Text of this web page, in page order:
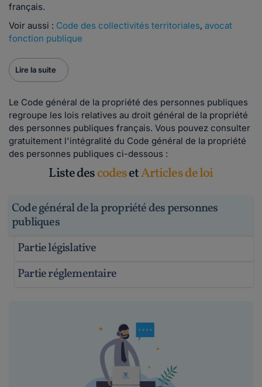
français.
Voir aussi : Code des collectivités territoriales, avocat
fonction publique
Lire la suite
Le Code général de la propriété des personnes publiques
regroupe les lois relatives au droit général de la propriété
des personnes publiques français. Vous pouvez consulter
gratuitement l'intégralité du Code général de la propriété
des personnes publiques ci-dessous :
Liste descodesetArticles de loi
Code général de la propriété des personnes
publiques
Partie législative
Partie réglementaire